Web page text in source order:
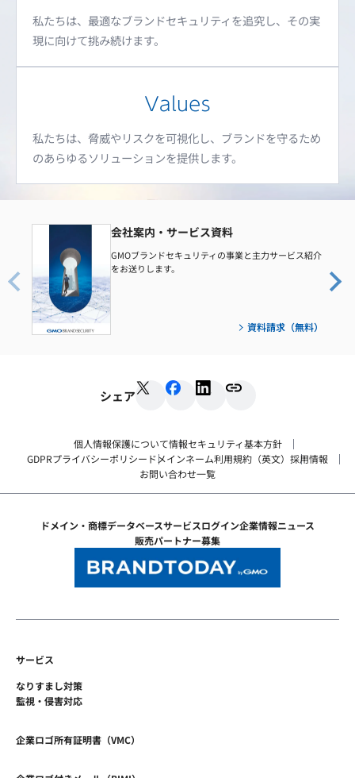
私たちは、最適なブランドセキュリティを追究し、その実
現に向けて挑み続けます。
私たちは、脅威やリスクを可視化し、ブランドを守るため
のあらゆるソリューションを提供します。
会社案内・サービス資料
GMOブランドセキュリティの事業と主力サービス紹介
をお送りします。
資料請求（無料）
シェア
個人情報保護について情報セキュリティ基本方針
GDPRプライバシーポリシー ドメインネーム利用規約（英文） 採用情報
お問い合わせ一覧
ドメイン・商標データベースサービスログイン企業情報ニュース
販売パートナー募集
サービス
なりすまし対策
監視・侵害対応
企業ロゴ所有証明書（VMC）